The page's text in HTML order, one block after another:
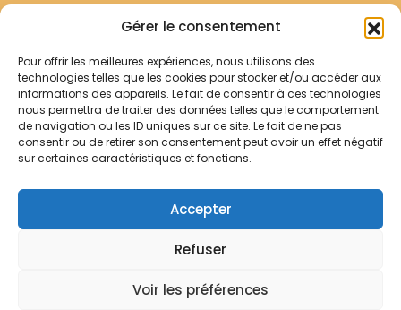
Gérer le consentement
Pour offrir les meilleures expériences, nous utilisons des
technologies telles que les cookies pour stocker et/ou accéder aux
informations des appareils. Le fait de consentir à ces technologies
nous permettra de traiter des données telles que le comportement
de navigation ou les ID uniques sur ce site. Le fait de ne pas
consentir ou de retirer son consentement peut avoir un effet négatif
sur certaines caractéristiques et fonctions.
Accepter
Refuser
Voir les préférences
Archives Franciscaines
RECHERCHER
Comment chercher ?
Les archives
Notre démarche
Contact